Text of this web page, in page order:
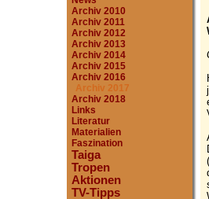
Archiv 2010
Archiv 2011
Archiv 2012
Archiv 2013
Archiv 2014
Archiv 2015
Archiv 2016
Archiv 2017
Archiv 2018
Links
Literatur
Materialien
Faszination
Taiga
Tropen
Aktionen
TV-Tipps